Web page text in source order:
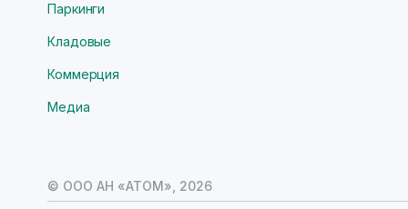
Паркинги
Кладовые
Коммерция
Медиа
© ООО АН «АТОМ», 2026